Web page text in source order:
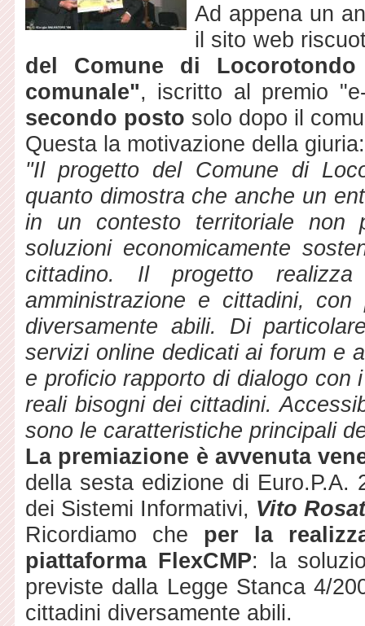
Ad appena un
il sito web
del Comune di
comunale", iscritto al premio
secondo posto solo dopo il
Questa la motivazione della giuria:
"Il progetto del Comune di
quanto dimostra che anche un
in un contesto territoriale non
soluzioni economicamente
cittadino. Il progetto
amministrazione e cittadini,
diversamente abili. Di
servizi online dedicati ai forum e
e proficio rapporto di dialogo con
reali bisogni dei cittadini.
sono le caratteristiche principali
La premiazione è avvenuta
della sesta edizione di
dei Sistemi Informativi, Vito
Ricordiamo che per la
piattaforma FlexCMP: la
previste dalla Legge Stanca 4/
cittadini diversamente abili.